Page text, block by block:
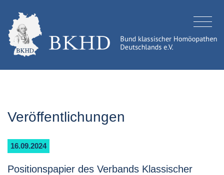
Veröffentlichungen
16.09.2024
Positionspapier des Verbands Klassischer